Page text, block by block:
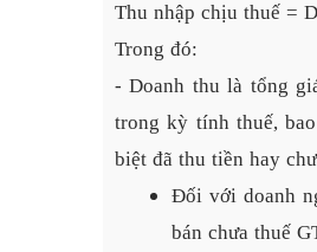
Thu nhập chịu thuế =
Trong đó:
- Doanh thu là tổng
trong kỳ tính thuế,
biệt đã thu tiền hay
Đối với doanh
bán chưa thuế